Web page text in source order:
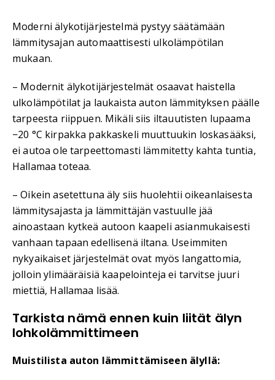
Moderni älykotijärjestelmä pystyy säätämään
lämmitysajan automaattisesti ulkolämpötilan
mukaan.
– Modernit älykotijärjestelmät osaavat haistella
ulkolämpötilat ja laukaista auton lämmityksen päälle
tarpeesta riippuen. Mikäli siis iltauutisten lupaama
−20 °C kirpakka pakkaskeli muuttuukin loskasääksi,
ei autoa ole tarpeettomasti lämmitetty kahta tuntia,
Hallamaa toteaa.
– Oikein asetettuna äly siis huolehtii oikeanlaisesta
lämmitysajasta ja lämmittäjän vastuulle jää
ainoastaan kytkeä autoon kaapeli asianmukaisesti
vanhaan tapaan edellisenä iltana. Useimmiten
nykyaikaiset järjestelmät ovat myös langattomia,
jolloin ylimääräisiä kaapelointeja ei tarvitse juuri
miettiä, Hallamaa lisää.
Tarkista nämä ennen kuin liität älyn
lohkolämmittimeen
Muistilista auton lämmittämiseen älyllä: